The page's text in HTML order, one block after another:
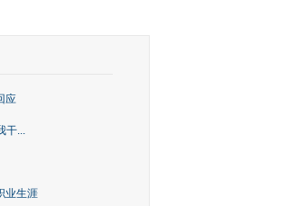
应
干...
业生涯